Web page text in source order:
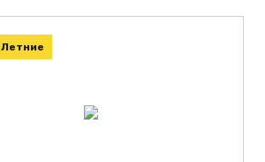
Летние